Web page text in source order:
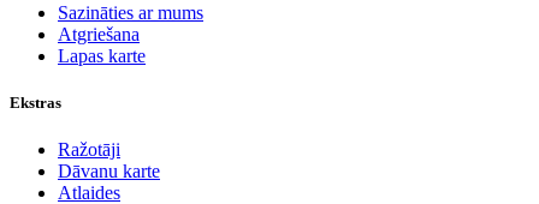
Sazināties ar mums
Atgriešana
Lapas karte
Ekstras
Ražotāji
Dāvanu karte
Atlaides